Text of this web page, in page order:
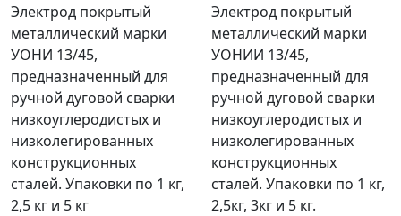
Электрод покрытый
металлический марки
УОНИ 13/45,
предназначенный для
ручной дуговой сварки
низкоуглеродистых и
низколегированных
конструкционных
сталей. Упаковки по 1 кг,
2,5 кг и 5 кг
Электрод покрытый
металлический марки
УОНИИ 13/45,
предназначенный для
ручной дуговой сварки
низкоуглеродистых и
низколегированных
конструкционных
сталей. Упаковки по 1 кг,
2,5кг, 3кг и 5 кг.